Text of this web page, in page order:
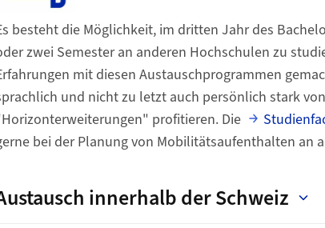
besteht die Möglichkeit, im dritten Jahr des
zwei Semester an anderen Hochschulen zu
mit diesen Austauschprogrammen
und nicht zu letzt auch persönlich stark
profitieren. Die
bei der Planung von Mobilitätsaufenthalten an
innerhalb der Schweiz